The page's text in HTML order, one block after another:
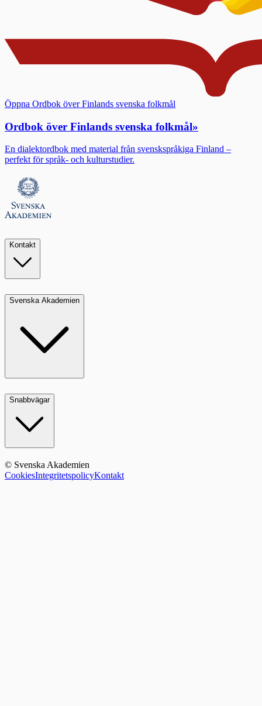
Öppna Ordbok över Finlands svenska folkmål
Ordbok över Finlands svenska folkmål»
En dialektordbok med material från svenskspråkiga Finland –
perfekt för språk- och kulturstudier.
Kontakt
Svenska Akademien
Snabbvägar
© Svenska Akademien
CookiesIntegritetspolicyKontakt